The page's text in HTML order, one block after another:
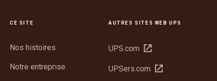
CE SITE
Nos histoires
Notre entreprise
AUTRES SITES WEB UPS
UPS.com Ouvrir
une
UPSers.com Ouvrir